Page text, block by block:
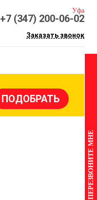
Уфа
+7 (347) 200-06-02
Заказать звонок
ПЕРЕЗВОНИТЕ МНЕ